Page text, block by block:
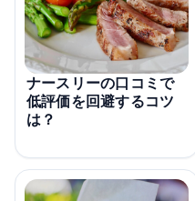
ナースリーの口コミで
低評価を回避するコツ
は？